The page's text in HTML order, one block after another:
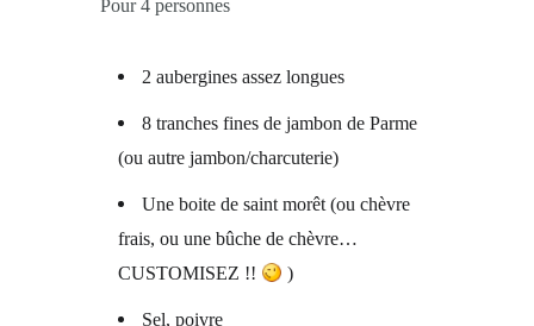
Pour 4 personnes
2 aubergines assez longues
8 tranches fines de jambon de Parme
(ou autre jambon/charcuterie)
Une boite de saint morêt (ou chèvre
frais, ou une bûche de chèvre…
CUSTOMISEZ !!
)
Sel, poivre